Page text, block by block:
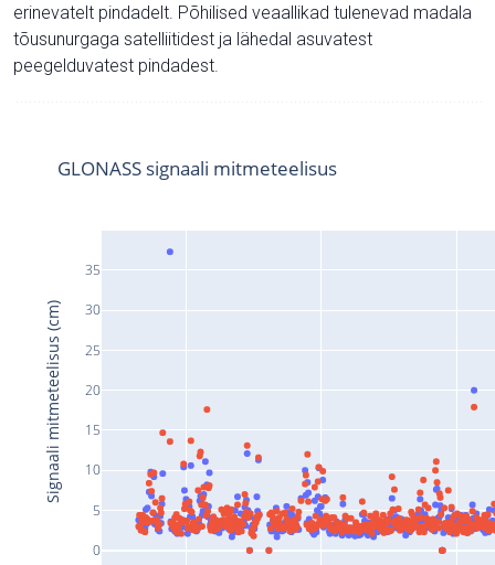
erinevatelt pindadelt. Põhilised veaallikad tulenevad madala
tõusunurgaga satelliitidest ja lähedal asuvatest
peegelduvatest pindadest.
0
5
10
15
20
25
30
35
GLONASS signaali mitmeteelisus
Signaali mitmeteelisus (cm)